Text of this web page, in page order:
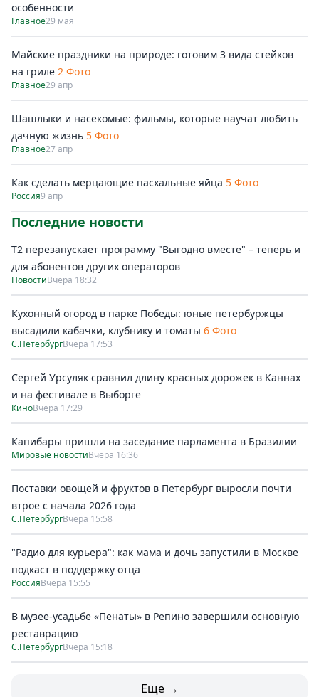
особенности
Главное29 мая
Майские праздники на природе: готовим 3 вида стейков
на гриле 2 Фото
Главное29 апр
Шашлыки и насекомые: фильмы, которые научат любить
дачную жизнь 5 Фото
Главное27 апр
Как сделать мерцающие пасхальные яйца 5 Фото
Россия9 апр
Последние новости
Т2 перезапускает программу "Выгодно вместе" – теперь и
для абонентов других операторов
НовостиВчера 18:32
Кухонный огород в парке Победы: юные петербуржцы
высадили кабачки, клубнику и томаты 6 Фото
С.ПетербургВчера 17:53
Сергей Урсуляк сравнил длину красных дорожек в Каннах
и на фестивале в Выборге
КиноВчера 17:29
Капибары пришли на заседание парламента в Бразилии
Мировые новостиВчера 16:36
Поставки овощей и фруктов в Петербург выросли почти
втрое с начала 2026 года
С.ПетербургВчера 15:58
"Радио для курьера": как мама и дочь запустили в Москве
подкаст в поддержку отца
РоссияВчера 15:55
В музее-усадьбе «Пенаты» в Репино завершили основную
реставрацию
С.ПетербургВчера 15:18
Еще →